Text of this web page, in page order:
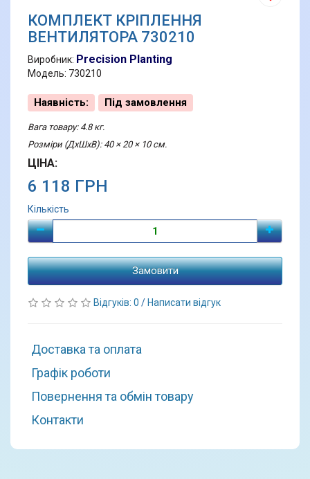
КОМПЛЕКТ КРІПЛЕННЯ
ВЕНТИЛЯТОРА 730210
Виробник: Precision Planting
Модель: 730210
Наявність: Під замовлення
Вага товару: 4.8 кг.
Розміри (ДхШхВ): 40 × 20 × 10 см.
ЦІНА:
6 118 ГРН
Кількість
Замовити
Відгуків: 0 / Написати відгук
Доставка та оплата
Графік роботи
Повернення та обмін товару
Контакти